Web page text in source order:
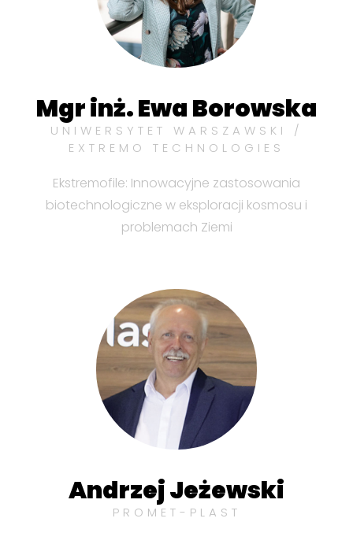
Mgr inż. Ewa Borowska
UNIWERSYTET WARSZAWSKI /
EXTREMO TECHNOLOGIES
Ekstremofile: Innowacyjne zastosowania
biotechnologiczne w eksploracji kosmosu i
problemach Ziemi
Andrzej Jeżewski
PROMET-PLAST